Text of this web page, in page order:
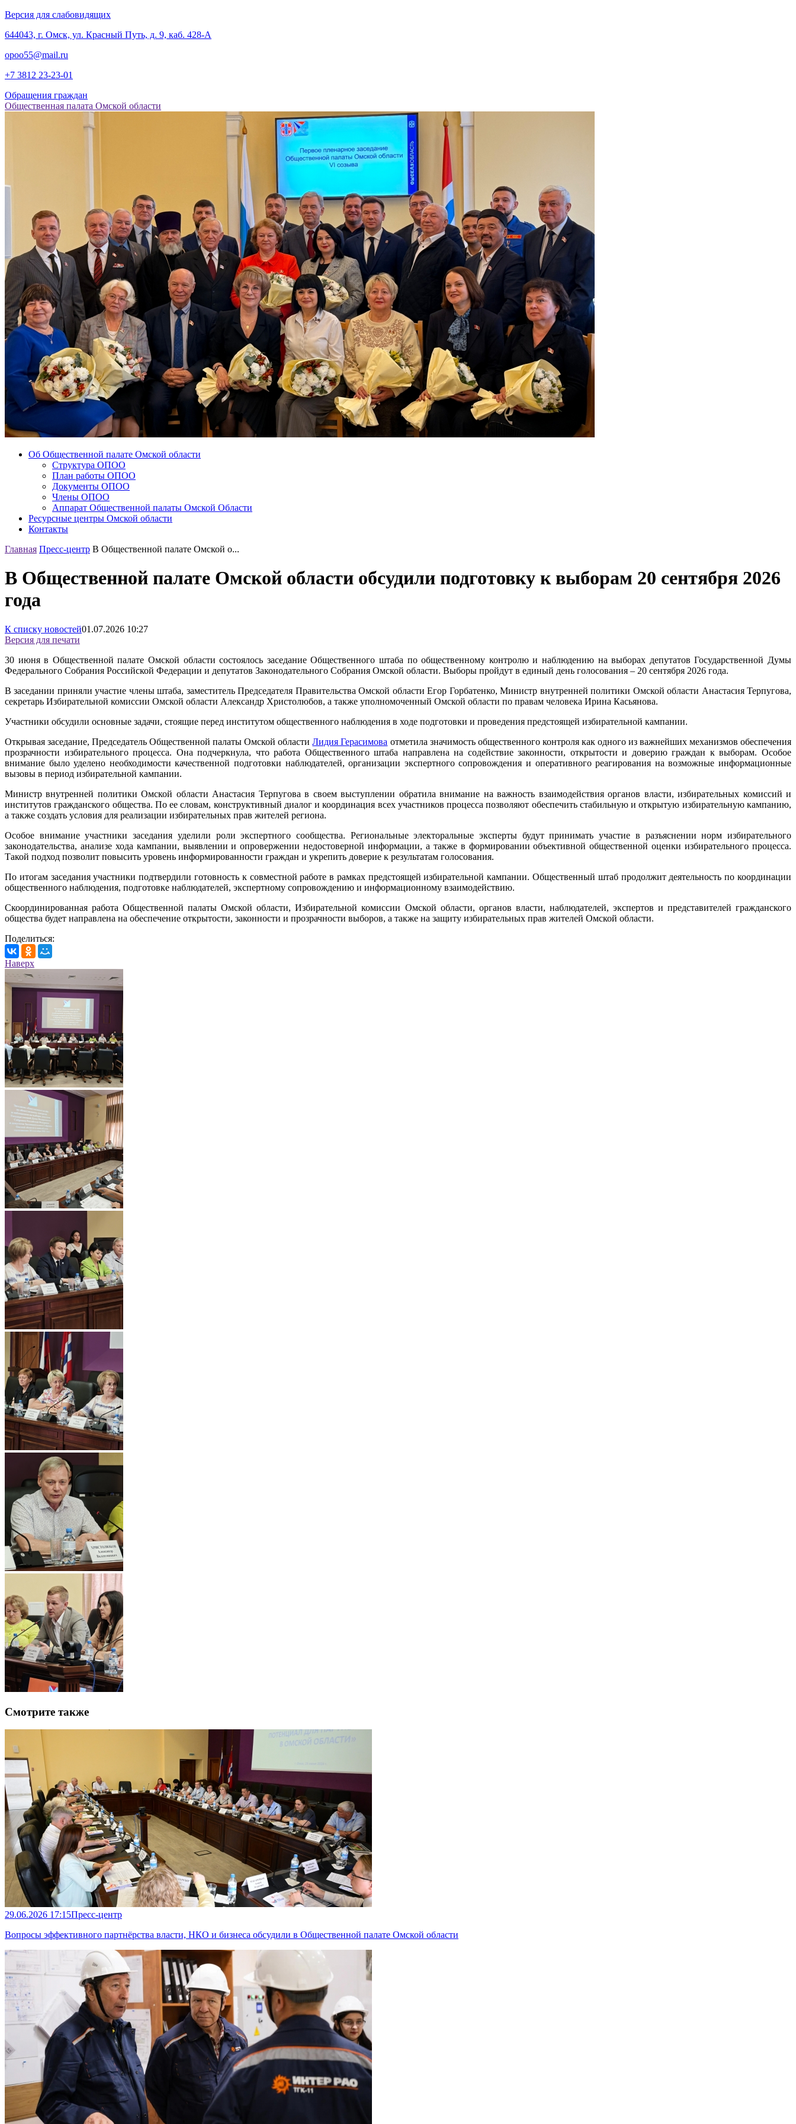
Версия для слабовидящих
‎644043, г. Омск, ул. Красный Путь, д. 9, каб. 428-А
opoo55@mail.ru
+7 3812 23-23-01
Обращения граждан
Общественная палата Омской области
Об Общественной палате Омской области
Структура ОПОО
План работы ОПОО
Документы ОПОО
Члены ОПОО
Аппарат Общественной палаты Омской Области
Ресурсные центры Омской области
Контакты
Главная Пресс-центр В Общественной палате Омской о...
В Общественной палате Омской области обсудили подготовку к выборам 20 сентября 2026
года
К списку новостей01.07.2026 10:27
Версия для печати
30 июня в Общественной палате Омской области состоялось заседание Общественного штаба по общественному контролю и наблюдению на выборах депутатов Государственной Думы
Федерального Собрания Российской Федерации и депутатов Законодательного Собрания Омской области. Выборы пройдут в единый день голосования – 20 сентября 2026 года.
В заседании приняли участие члены штаба, заместитель Председателя Правительства Омской области Егор Горбатенко, Министр внутренней политики Омской области Анастасия Терпугова,
секретарь Избирательной комиссии Омской области Александр Христолюбов, а также уполномоченный Омской области по правам человека Ирина Касьянова.
Участники обсудили основные задачи, стоящие перед институтом общественного наблюдения в ходе подготовки и проведения предстоящей избирательной кампании.
Открывая заседание, Председатель Общественной палаты Омской областиЛидия Герасимова отметила значимость общественного контроля как одного из важнейших механизмов обеспечения
прозрачности избирательного процесса. Она подчеркнула, что работа Общественного штаба направлена на содействие законности, открытости и доверию граждан к выборам. Особое
внимание было уделено необходимости качественной подготовки наблюдателей, организации экспертного сопровождения и оперативного реагирования на возможные информационные
вызовы в период избирательной кампании.
Министр внутренней политики Омской области Анастасия Терпугова в своем выступлении обратила внимание на важность взаимодействия органов власти, избирательных комиссий и
институтов гражданского общества. По ее словам, конструктивный диалог и координация всех участников процесса позволяют обеспечить стабильную и открытую избирательную кампанию,
а также создать условия для реализации избирательных прав жителей региона.
Особое внимание участники заседания уделили роли экспертного сообщества. Региональные электоральные эксперты будут принимать участие в разъяснении норм избирательного
законодательства, анализе хода кампании, выявлении и опровержении недостоверной информации, а также в формировании объективной общественной оценки избирательного процесса.
Такой подход позволит повысить уровень информированности граждан и укрепить доверие к результатам голосования.
По итогам заседания участники подтвердили готовность к совместной работе в рамках предстоящей избирательной кампании. Общественный штаб продолжит деятельность по координации
общественного наблюдения, подготовке наблюдателей, экспертному сопровождению и информационному взаимодействию.
Скоординированная работа Общественной палаты Омской области, Избирательной комиссии Омской области, органов власти, наблюдателей, экспертов и представителей гражданского
общества будет направлена на обеспечение открытости, законности и прозрачности выборов, а также на защиту избирательных прав жителей Омской области.
Поделиться:
Наверх
Смотрите также
29.06.2026 17:15Пресс-центр
Вопросы эффективного партнёрства власти, НКО и бизнеса обсудили в Общественной палате Омской области